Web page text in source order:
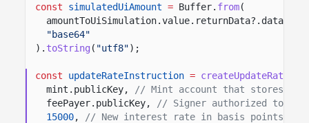
const
simulatedUiAmount = Buffer. from(
amountToUiSimulation.value.returnData?.data?.[
"base64"
). toString ( "utf8");
const updateRateInstruction =
mint.publicKey,
// Mint account that stores the
feePayer.publicKey,
// Signer authorized to
15000,
// New interest rate in basis points.